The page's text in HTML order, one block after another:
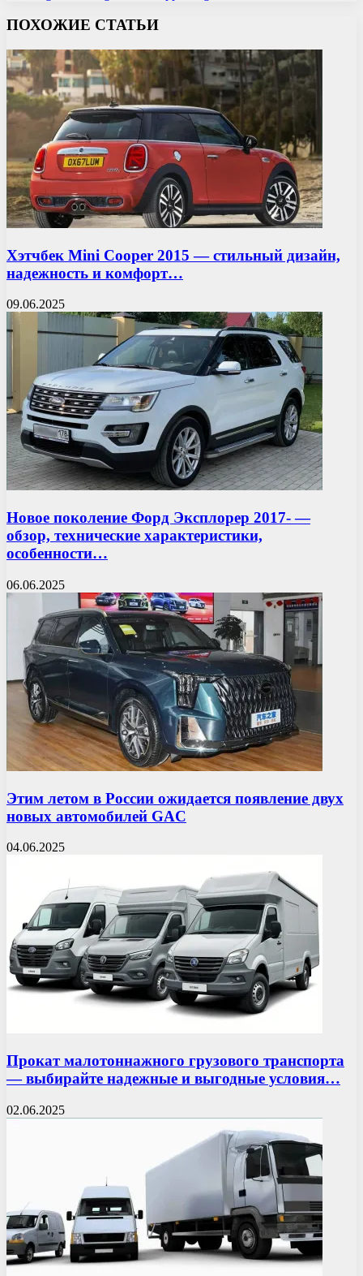
ПОХОЖИЕ СТАТЬИ
Хэтчбек Mini Cooper 2015 — стильный дизайн,
надежность и комфорт…
09.06.2025
Новое поколение Форд Эксплорер 2017- —
обзор, технические характеристики,
особенности…
06.06.2025
Этим летом в России ожидается появление двух
новых автомобилей GAC
04.06.2025
Прокат малотоннажного грузового транспорта
— выбирайте надежные и выгодные условия…
02.06.2025